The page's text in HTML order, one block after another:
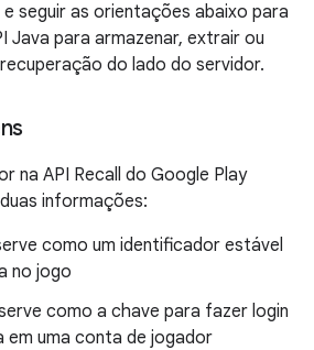
seguir as orientações abaixo para
Java para armazenar, extrair ou
do lado do servidor.
na API Recall do Google Play
informações:
como um identificador estável
no jogo
como a chave para fazer login
em uma conta de jogador